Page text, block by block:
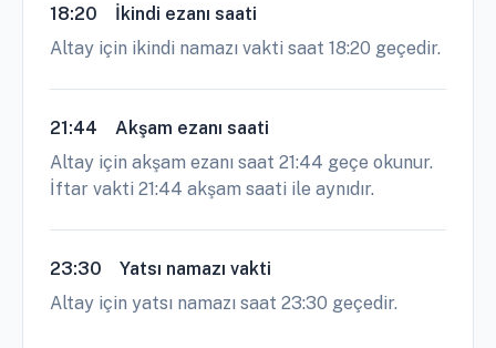
18:20
İkindi ezanı saati
Altay için ikindi namazı vakti saat 18:20 geçedir.
21:44
Akşam ezanı saati
Altay için akşam ezanı saat 21:44 geçe okunur.
İftar vakti 21:44 akşam saati ile aynıdır.
23:30
Yatsı namazı vakti
Altay için yatsı namazı saat 23:30 geçedir.